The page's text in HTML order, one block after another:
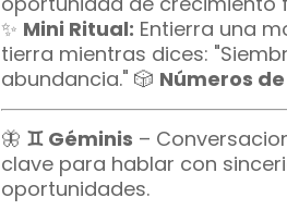
✨ Mini Ritual: Entierra una
tierra mientras dices:
abundancia." 🎲 Números
🦋 ♊ Géminis –
clave para hablar con
oportunidades.